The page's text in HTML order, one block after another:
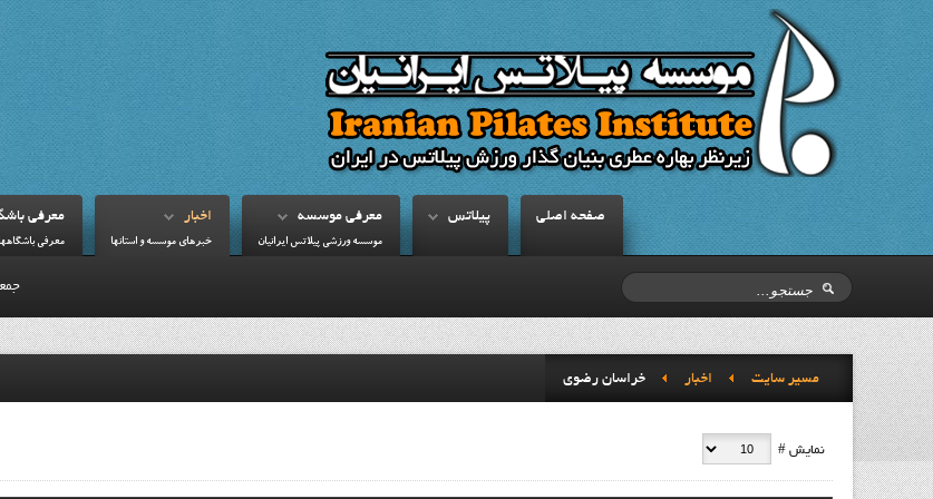
صفحه اصلي پيلاتس معرفي موسسه
موسسه ورزشي پيلاتس ايرانيان
اخبار
خبرهاي موسسه و استانها
معرفي
معرفي
جمعه 16
مسیر سایت اخبار خراسان رضوي
نمایش #